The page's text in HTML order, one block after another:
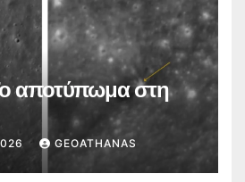
αποτύπωμα στη
GEOATHANAS